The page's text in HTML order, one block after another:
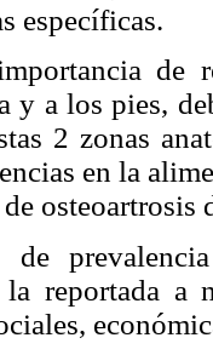
específicas.
de
y a los pies,
2 zonas
en la
de
reportada a